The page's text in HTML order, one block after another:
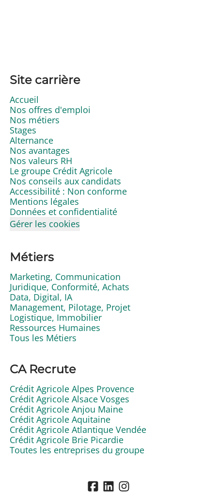
Site carrière
Accueil
Nos offres d'emploi
Nos métiers
Stages
Alternance
Nos avantages
Nos valeurs RH
Le groupe Crédit Agricole
Nos conseils aux candidats
Accessibilité : Non conforme
Mentions légales
Données et confidentialité
Gérer les cookies
Métiers
Marketing, Communication
Juridique, Conformité, Achats
Data, Digital, IA
Management, Pilotage, Projet
Logistique, Immobilier
Ressources Humaines
Tous les Métiers
CA Recrute
Crédit Agricole Alpes Provence
Crédit Agricole Alsace Vosges
Crédit Agricole Anjou Maine
Crédit Agricole Aquitaine
Crédit Agricole Atlantique Vendée
Crédit Agricole Brie Picardie
Toutes les entreprises du groupe